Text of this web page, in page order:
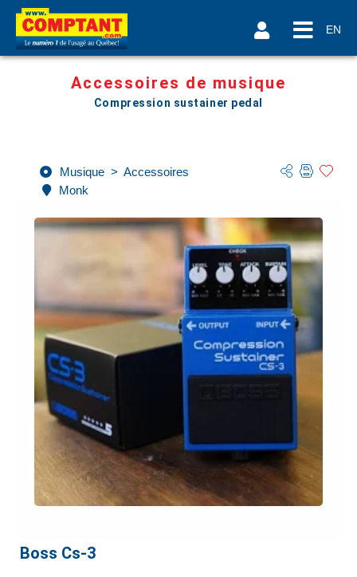
EN
Accessoires de musique
Compression sustainer pedal
Musique > Accessoires
Monk
Boss Cs-3